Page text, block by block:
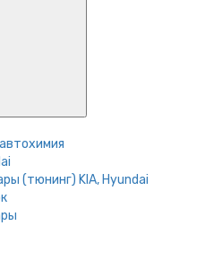
(тюнинг) KIA, Hyundai